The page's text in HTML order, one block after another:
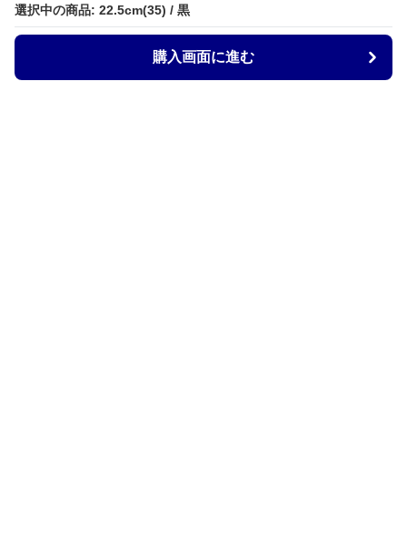
選択中の商品: 22.5cm(35) / 黒
購入画面に進む